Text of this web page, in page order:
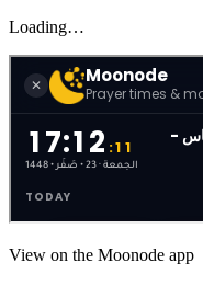
Loading…
View on the Moonode app